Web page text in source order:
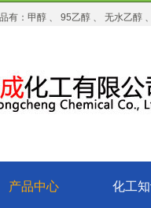
有：甲醇 、 95乙醇 、 无水乙醇
产品中心 化工